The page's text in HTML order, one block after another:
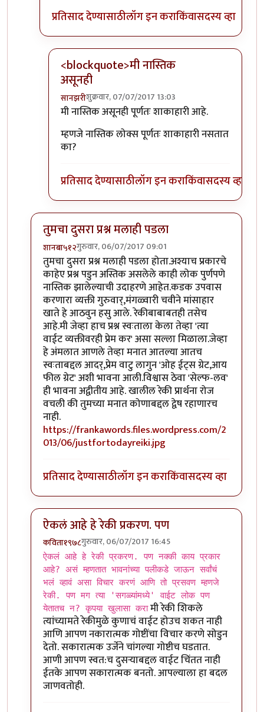
प्रतिसाद देण्यासाठीलॉग इन कराकिंवासदस्य व्हा
<blockquote>मी नास्तिक
असूनही
सानझरीशुक्रवार, 07/07/2017 13:03
In reply toमी नास्तिक असूनही पूर्णतःby
मी नास्तिक असूनही पूर्णतः शाकाहारी आहे.
म्हणजे नास्तिक लोक्स पूर्णतः शाकाहारी नसतात
का?
प्रतिसाद देण्यासाठीलॉग इन कराकिंवासदस्य व्हा
तुमचा दुसरा प्रश्न मलाही पडला
शानबा५१२गुरुवार, 06/07/2017 09:01
In reply toऐकलं आहे हे रेकी प्रकरण. पणbyज्योति अळवणी
तुमचा दुसरा प्रश्न मलाही पडला होता.अश्याच प्रकारचे
काहेए प्रश्न पडुन अस्तिक असलेले काही लोक पुर्णपणे
नास्तिक झालेल्याची उदाहरणे आहेत.कडक उपवास
करणारा व्यक्ती गुरुवार्,मंगळ्वारी चवीने मांसाहार
खाते हे आठवुन हसु आले. रेकीबाबाबतही तसेच
आहे.मी जेव्हा हाच प्रश्न स्वःताला केला तेव्हा 'त्या
वाईट व्यक्तीवरही प्रेम कर' असा सल्ला मिळाला.जेव्हा
हे अंमलात आणले तेव्हा मनात आतल्या आतच
स्वःताबद्दल आदर्,प्रेम वाटु लागुन 'ओह ईट्स ग्रेट,आय
फील ग्रेट' अशी भावना आली.विश्वास ठेवा 'सेल्फ-लव'
ही भावना अद्वीतीय आहे. खालील रेकी प्रार्थना रोज
वचली की तुमच्या मनात कोणाबद्दल द्वेष रहाणारच
नाही.
https://frankawords.files.wordpress.com/2
013/06/justfortodayreiki.jpg
प्रतिसाद देण्यासाठीलॉग इन कराकिंवासदस्य व्हा
ऐकलं आहे हे रेकी प्रकरण. पण
कविता१९७८गुरुवार, 06/07/2017 16:45
In reply to ऐकलं आहे हे रेकी प्रकरण. पणbyज्योति अळवणी
ऐकलं आहे हे रेकी प्रकरण. पण नक्की काय प्रकार
आहे? असं म्हणतात भावनांच्या पलीकडे जाऊन सर्वांचं
भलं व्हावं असा विचार करणं आणि तो प्रसवण म्हणजे
रेकी. पण मग त्या 'सगळ्यांमध्ये' वाईट लोक पण
येतातच न? कृपया खुलासा करामी रेकी शिकले
त्यांच्यामते रेकीमुळे कुणाचं वाईट होउच शकत नाही
आणि आपण नकारात्मक गोष्टींचा विचार करणे सोडुन
देतो. सकारात्मक उर्जेने चांगल्या गोष्टीच घडतात.
आणी आपण स्वत:च दुसर्‍याबद्दल वाईट चिंतत नाही
ईतके आपण सकारात्मक बनतो. आपल्याला हा बदल
जाणवतोही.